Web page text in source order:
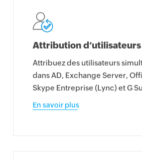
Attribution d’utilisateurs
Attribuez des utilisateurs
dans AD, Exchange Server,
Skype Entreprise (Lync) et G
En savoir plus